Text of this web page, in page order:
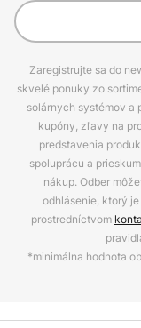
Zaregistrujte sa do
skvelé ponuky zo
solárnych systémov a
kupóny, zľavy na
predstavenia
spoluprácu a
nákup. Odber
odhlásenie, ktorý
prostredníctvom
*minimálna hodnota